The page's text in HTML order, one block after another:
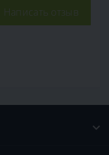
Написать отзыв